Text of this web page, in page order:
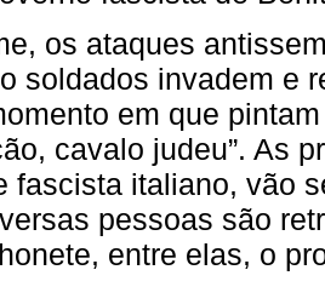
os ataques
soldados invadem e
em que
cavalo judeu”. As
fascista italiano, vão
pessoas são
entre elas, o